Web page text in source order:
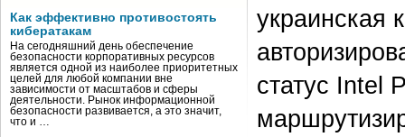
Как эффективно противостоять
кибератакам
На сегодняшний день обеспечение
безопасности корпоративных ресурсов
является одной из наиболее приоритетных
целей для любой компании вне
зависимости от масштабов и сферы
деятельности. Рынок информационной
безопасности развивается, а это значит,
что и …
украинская
статус Intel